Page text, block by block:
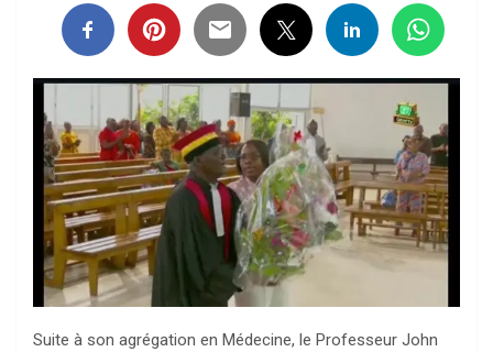
Suite à son agrégation en Médecine, le Professeur John